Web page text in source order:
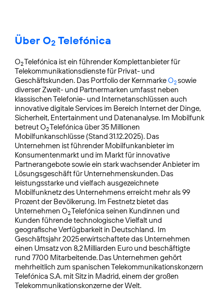
Über O2 Telefónica
O2Telefónica ist ein führender Komplettanbieter für
Telekommunikationsdienste für Privat- und
Geschäftskunden. Das Portfolio der KernmarkeO2sowie
diverser Zweit- und Partnermarken umfasst neben
klassischen Telefonie- und Internetanschlüssen auch
innovative digitale Services im Bereich Internet der Dinge,
Sicherheit, Entertainment und Datenanalyse. Im Mobilfunk
betreut O2Telefónica über 35 Millionen
Mobilfunkanschlüsse (Stand 31.12.2025). Das
Unternehmen ist führender Mobilfunkanbieter im
Konsumentenmarkt und im Markt für innovative
Partnerangebote sowie ein stark wachsender Anbieter im
Lösungsgeschäft für Unternehmenskunden. Das
leistungsstarke und vielfach ausgezeichnete
Mobilfunknetz des Unternehmens erreicht mehr als 99
Prozent der Bevölkerung. Im Festnetz bietet das
Unternehmen O2Telefónica seinen Kundinnen und
Kunden führende technologische Vielfalt und
geografische Verfügbarkeit in Deutschland. Im
Geschäftsjahr 2025 erwirtschaftete das Unternehmen
einen Umsatz von 8,2 Milliarden Euro und beschäftigte
rund 7700 Mitarbeitende. Das Unternehmen gehört
mehrheitlich zum spanischen Telekommunikations­konzern
Telefónica S.A. mit Sitz in Madrid, einem der großen
Telekommunikationskonzerne der Welt.